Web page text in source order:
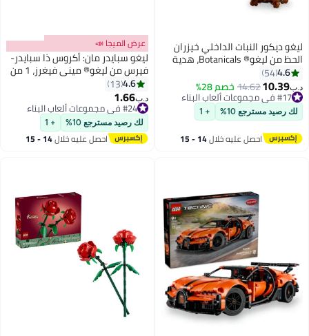
ليغو ديكور النبات الداخلي خيزران
الحظ من ليغو® Botanicals، هدية
للنساء والرجال ومحبّي الطبيعة
10344
4.6
54
د.ب‏10.39
14.62خصم 28%
#17 في مجموعات ألعاب البناء
#17 في مجموعات ألعاب البناء
لك رصيد مسترجع 10% + 1
احصل عليه خلال 14 - 15
عرض الميجا 📣
ليغو سبايدر مان: أكروس ذا سبايدر-
فيرس من ليغو® ميني فيغرز، 1 من
12 لعبة بناء أبطال مارفل الخارقين
71050
4.6
13
د.ب‏1.66
#24 في مجموعات ألعاب البناء
#24 في مجموعات ألعاب البناء
لك رصيد مسترجع 10% + 1
احصل عليه خلال 14 - 15